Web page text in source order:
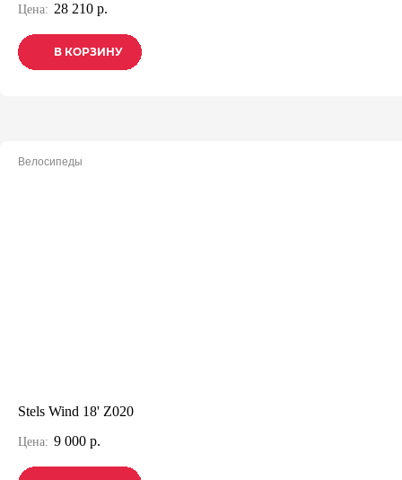
Цена: 28 210 р.
В КОРЗИНУ
В КОРЗИНУ
В КОРЗИНУ
Велосипеды
Stels Wind 18' Z020
Цена: 9 000 р.